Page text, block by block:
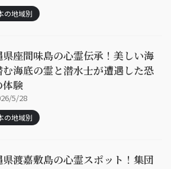
の地域別
県座間味島の心霊伝承！美しい海
む海底の霊と潜水士が遭遇した恐
体験
5/28
の地域別
県渡嘉敷島の心霊スポット！集団